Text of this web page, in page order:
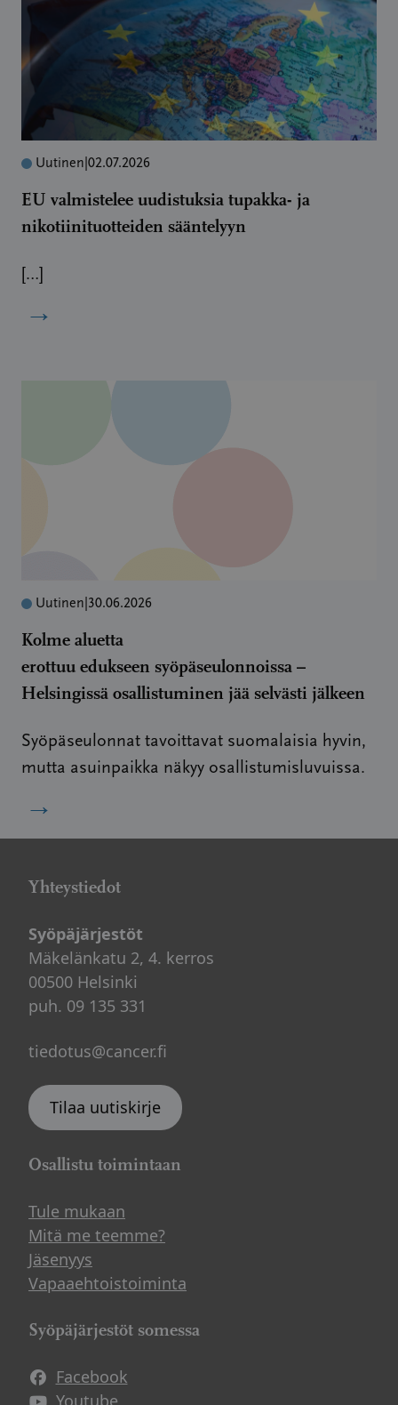
Uutinen 02.07.2026
EU valmistelee uudistuksia tupakka- ja
nikotiinituotteiden sääntelyyn
[…]
→
Uutinen 30.06.2026
Kolme aluetta
erottuu edukseen syöpäseulonnoissa –
Helsingissä osallistuminen jää selvästi jälkeen
Syöpäseulonnat tavoittavat suomalaisia hyvin,
mutta asuinpaikka näkyy osallistumisluvuissa.
→
Yhteystiedot
Syöpäjärjestöt
Mäkelänkatu 2, 4. kerros
00500 Helsinki
puh. 09 135 331
tiedotus@cancer.fi
Tilaa uutiskirje
Osallistu toimintaan
Tule mukaan
Mitä me teemme?
Jäsenyys
Vapaaehtoistoiminta
Syöpäjärjestöt somessa
Facebook
Avautuu uuteen ikkunaan
Youtube